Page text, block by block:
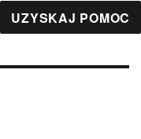
UZYSKAJ POMOC